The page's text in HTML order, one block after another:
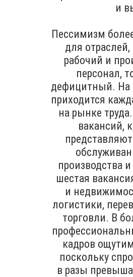
и
Пессимизм
для
рабочий и
персонал,
дефицитный. На
приходится
на рынке
вакансий,
производства
шестая
и
логистики,
торговли. В
кадров
поскольку
в разы